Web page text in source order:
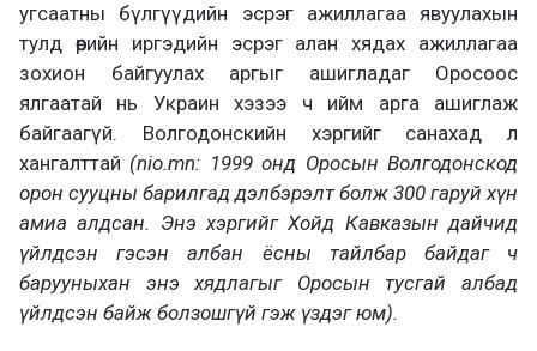
угсаатны бүлгүүдийн эсрэг ажиллагаа явуулахын
тулд өөрийн иргэдийн эсрэг алан хядах ажиллагаа
зохион байгуулах аргыг ашигладаг Оросоос
ялгаатай нь Украин хэзээ ч ийм арга ашиглаж
байгаагүй. Волгодонскийн хэргийг санахад л
хангалттай (nio.mn: 1999 онд Оросын Волгодонскод
орон сууцны барилгад дэлбэрэлт болж 300 гаруй хүн
амиа алдсан. Энэ хэргийг Хойд Кавказын дайчид
үйлдсэн гэсэн албан ёсны тайлбар байдаг ч
барууныхан энэ хядлагыг Оросын тусгай албад
үйлдсэн байж болзошгүй гэж үздэг юм).